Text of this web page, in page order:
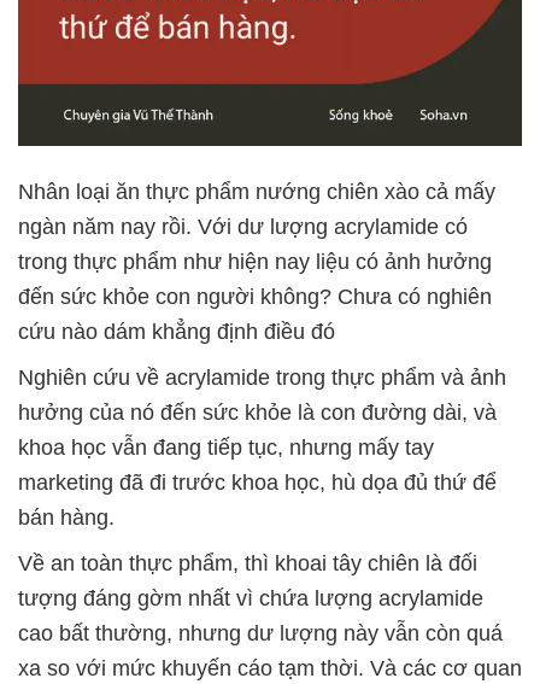
Nhân loại ăn thực phẩm nướng chiên xào cả mấy
ngàn năm nay rồi. Với dư lượng acrylamide có
trong thực phẩm như hiện nay liệu có ảnh hưởng
đến sức khỏe con người không? Chưa có nghiên
cứu nào dám khẳng định điều đó
Nghiên cứu về acrylamide trong thực phẩm và ảnh
hưởng của nó đến sức khỏe là con đường dài, và
khoa học vẫn đang tiếp tục, nhưng mấy tay
marketing đã đi trước khoa học, hù dọa đủ thứ để
bán hàng.
Về an toàn thực phẩm, thì khoai tây chiên là đối
tượng đáng gờm nhất vì chứa lượng acrylamide
cao bất thường, nhưng dư lượng này vẫn còn quá
xa so với mức khuyến cáo tạm thời. Và các cơ quan